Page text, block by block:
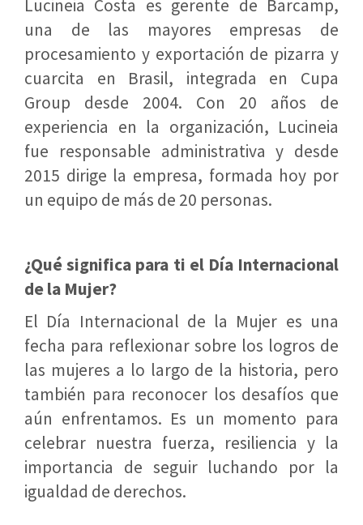
Lucineia Costa es gerente de Barcamp,
una de las mayores empresas de
procesamiento y exportación de pizarra y
cuarcita en Brasil, integrada en Cupa
Group desde 2004. Con 20 años de
experiencia en la organización, Lucineia
fue responsable administrativa y desde
2015 dirige la empresa, formada hoy por
un equipo de más de 20 personas.
¿Qué significa para ti el Día Internacional
de la Mujer?
El Día Internacional de la Mujer es una
fecha para reflexionar sobre los logros de
las mujeres a lo largo de la historia, pero
también para reconocer los desafíos que
aún enfrentamos. Es un momento para
celebrar nuestra fuerza, resiliencia y la
importancia de seguir luchando por la
igualdad de derechos.